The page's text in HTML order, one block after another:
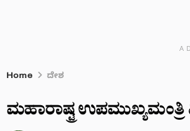
Home ದೇಶ
ಮಹಾರಾಷ್ಟ್ರ